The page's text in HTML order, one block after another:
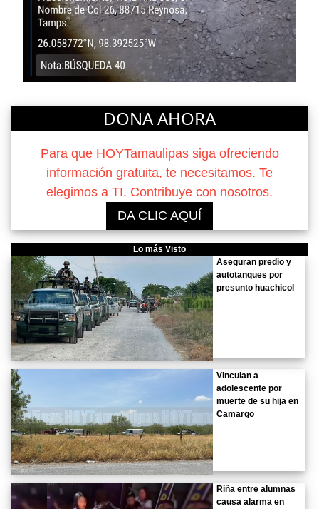
DONA AHORA
Para que HOYTamaulipas siga ofreciendo
información gratuita, te necesitamos. Te
elegimos a TI. Contribuye con nosotros.
DA CLIC AQUÍ
Lo más Visto
Aseguran predio y
autotanques por
presunto huachicol
Vinculan a
adolescente por
muerte de su hija en
Camargo
Riña entre alumnas
causa alarma en